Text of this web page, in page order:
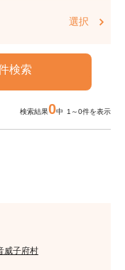
選択
検索結果0中 1～0件を表示
威子府村